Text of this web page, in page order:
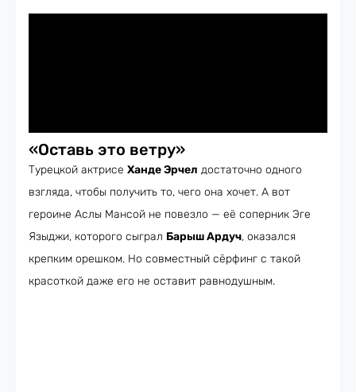
«Оставь это ветру»
Турецкой актрисе Ханде Эрчел достаточно одного
взгляда, чтобы получить то, чего она хочет. А вот
героине Аслы Мансой не повезло — её соперник Эге
Языджи, которого сыграл Барыш Ардуч, оказался
крепким орешком. Но совместный сёрфинг с такой
красоткой даже его не оставит равнодушным.